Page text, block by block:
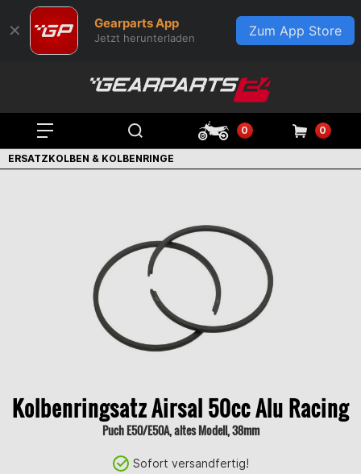
✕ Gearparts App
Jetzt herunterladen Zum App Store
0 0
ERSATZKOLBEN & KOLBENRINGE
Kolbenringsatz Airsal 50cc Alu Racing
Puch E50/E50A, altes Modell, 38mm
Sofort versandfertig!